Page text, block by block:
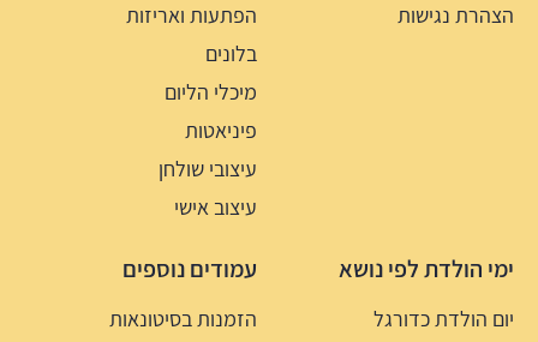
הצהרת נגישות
הפתעות ואריזות
בלונים
מיכלי הליום
פיניאטות
עיצובי שולחן
עיצוב אישי
ימי הולדת לפי נושא
יום הולדת כדורגל
עמודים נוספים
הזמנות בסיטונאות